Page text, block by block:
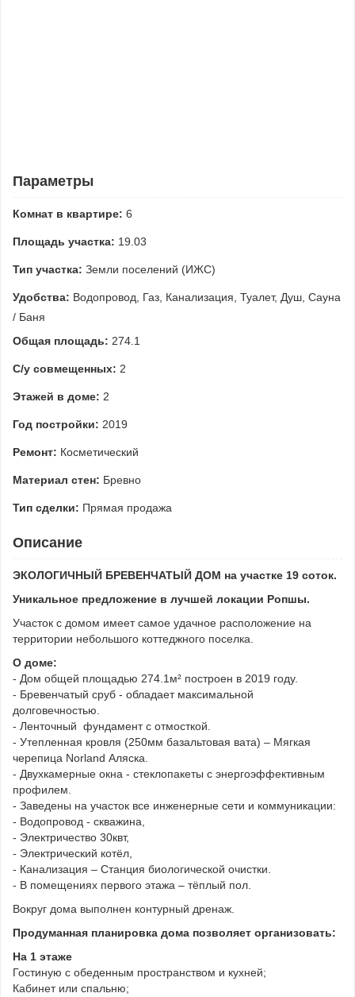
Параметры
Комнат в квартире: 6
Площадь участка: 19.03
Тип участка: Земли поселений (ИЖС)
Удобства: Водопровод, Газ, Канализация, Туалет, Душ, Сауна
/ Баня
Общая площадь: 274.1
С/у совмещенных: 2
Этажей в доме: 2
Год постройки: 2019
Ремонт: Косметический
Материал стен: Бревно
Тип сделки: Прямая продажа
Описание
ЭКОЛОГИЧНЫЙ БРЕВЕНЧАТЫЙ ДОМ на участке 19 соток.
Уникальное предложение в лучшей локации Ропшы.
Участок с домом имеет самое удачное расположение на
территории небольшого коттеджного поселка.
О доме:
- Дом общей площадью 274.1м² построен в 2019 году.
- Бревенчатый сруб - обладает максимальной
долговечностью.
- Ленточный фундамент с отмосткой.
- Утепленная кровля (250мм базальтовая вата) – Мягкая
черепица Norland Аляска.
- Двухкамерные окна - стеклопакеты с энергоэффективным
профилем.
- Заведены на участок все инженерные сети и коммуникации:
- Водопровод - скважина,
- Электричество 30квт,
- Электрический котёл,
- Канализация – Станция биологической очистки.
- В помещениях первого этажа – тёплый пол.
Вокруг дома выполнен контурный дренаж.
Продуманная планировка дома позволяет организовать:
На 1 этаже
Гостиную с обеденным пространством и кухней;
Кабинет или спальню;